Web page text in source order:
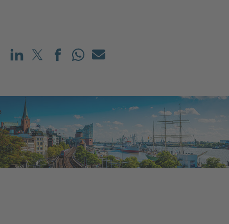
Teilen auf LinkedIn
Teilen auf X (vorher: Twitter)
Teilen auf Facebook
Teilen auf WhatsApp
Mailen